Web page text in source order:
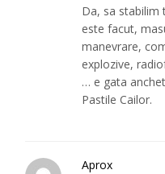
Da, sa stabilim
este facut,
manevrare,
explozive,
… e gata
Pastile Cailor.
Aprox